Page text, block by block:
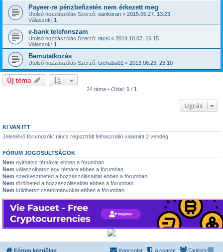
Payeer-re pénzbefizetés nem érkezett meg
Utolsó hozzászólás Szerző: sankoran « 2015.05.27. 13:23
Válaszok: 1
e-bank telefonszam
Utolsó hozzászólás Szerző: tacsi « 2014.10.02. 16:15
Válaszok: 1
Bemutatkozás
Utolsó hozzászólás Szerző: tschaba01 « 2013.06.23. 23:10
Új téma
24 téma • Oldal: 1 / 1
Ugrás
KI VAN ITT
Jelenlévő fórumozók: nincs regisztrált felhasználó valamint 2 vendég
FÓRUM JOGOSULTSÁGOK
Nem nyithatsz témákat ebben a fórumban.
Nem válaszolhatsz egy témára ebben a fórumban.
Nem szerkesztheted a hozzászólásaidat ebben a fórumban.
Nem törölheted a hozzászólásaidat ebben a fórumban.
Nem küldhetsz csatolmányokat ebben a fórumban.
Fórum kezdőlap Taglista
A csapat
Kapcsolat